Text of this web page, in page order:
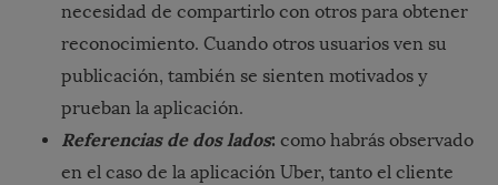
necesidad de compartirlo con otros para obtener
reconocimiento. Cuando otros usuarios ven su
publicación, también se sienten motivados y
prueban la aplicación.
Referencias de dos lados: como habrás observado
en el caso de la aplicación Uber, tanto el cliente